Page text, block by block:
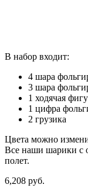
В набор входит:
4 шара
3 шара
1 ходячая
1 цифра
2 грузика
Цвета можно
Все наши шарики с
полет.
6,208 руб.